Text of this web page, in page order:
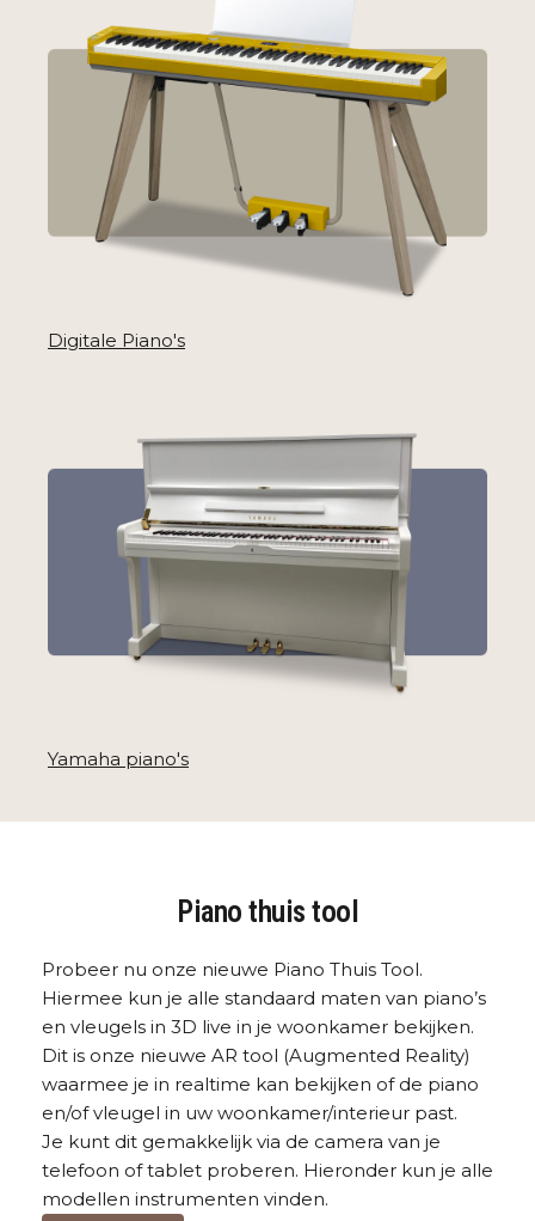
Digitale Piano's
Yamaha piano's
Piano thuis tool
Probeer nu onze nieuwe Piano Thuis Tool.
Hiermee kun je alle standaard maten van piano’s
en vleugels in 3D live in je woonkamer bekijken.
Dit is onze nieuwe AR tool (Augmented Reality)
waarmee je in realtime kan bekijken of de piano
en/of vleugel in uw woonkamer/interieur past.
Je kunt dit gemakkelijk via de camera van je
telefoon of tablet proberen. Hieronder kun je alle
modellen instrumenten vinden.